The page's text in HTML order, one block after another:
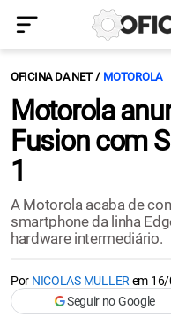
OFICINA DA NET MOTOROLA
Motorola
Fusion com
1
A Motorola acaba de
smartphone da linha
hardware intermediário.
Por NICOLAS MULLER em 16/
Seguir no Google